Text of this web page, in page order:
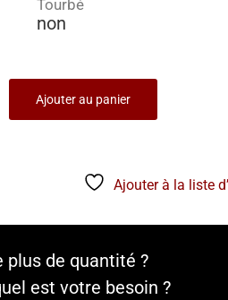
Tourbé
non
Ajouter au panier
Ajouter à la liste
plus de quantité ?
est votre besoin ?